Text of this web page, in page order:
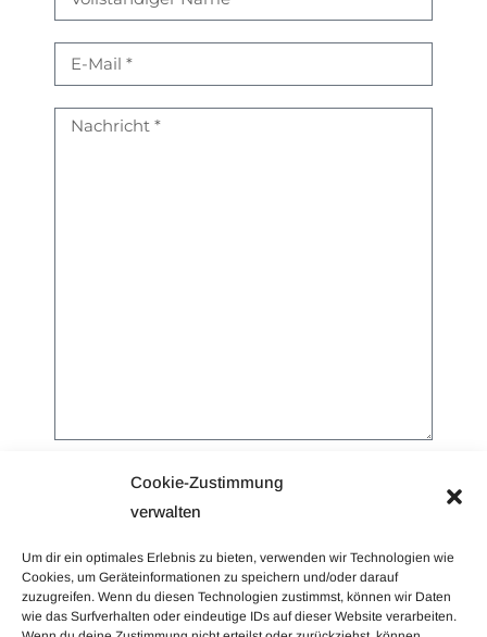
Cookie-Zustimmung
verwalten
Um dir ein optimales Erlebnis zu bieten, verwenden wir Technologien wie
Cookies, um Geräteinformationen zu speichern und/oder darauf
zuzugreifen. Wenn du diesen Technologien zustimmst, können wir Daten
wie das Surfverhalten oder eindeutige IDs auf dieser Website verarbeiten.
Sie erklären sich damit einverstanden, dass Ihre
Daten zur Bearbeitung Ihres Anliegens verwendet
Widerrufshinweise finden Sie in der
Datenschutzerklärung. *